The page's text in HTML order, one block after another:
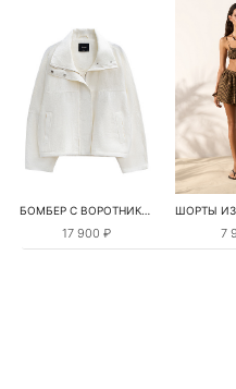
БОМБЕР С ВОРОТНИКОМ-СТОЙКОЙ
17 900 ₽ 7